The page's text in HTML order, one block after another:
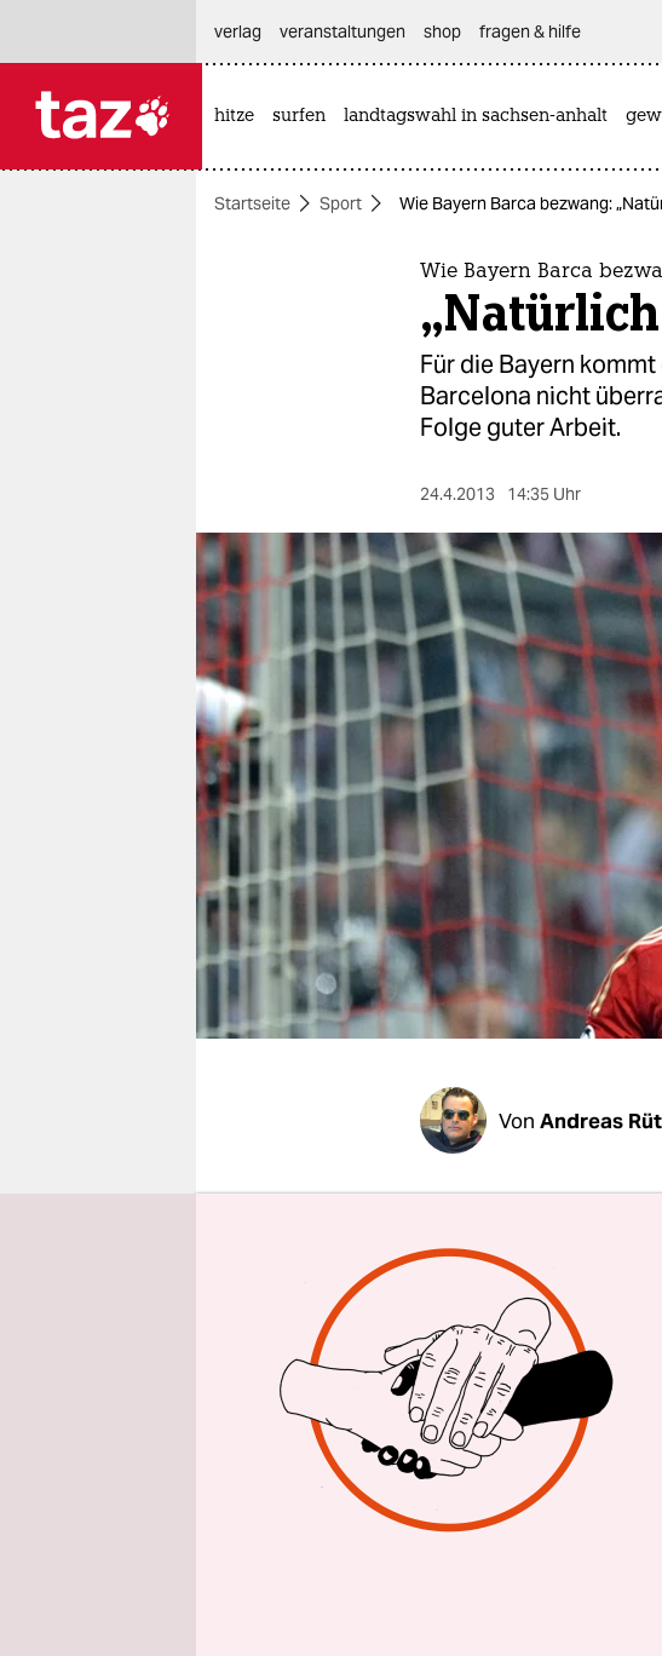
themen
berlin
nord
wahrheit
verlag
verlag
veranstaltungen
shop
fragen & hilfe
unterstützen
abo
genossenschaft
verlag
veranstaltungen shop fragen & hilfe
hitze surfen landtagswahl in sachsen-anhalt
Startseite Sport Wie Bayern Barca bezwang:
Wie Bayern Barca
Für die Bayern
Barcelona nicht
Folge guter Arbeit.
24.4.2013 14:35 Uhr
Von Andreas
|
Müller fand sich
Worte zu fassen,
dieses
Kraftausdrücken der
Halbfinalhinspiel
Sie verhielten sich
sie noch
am Plan arbeiten,
Und sie wirkten so,
weiterspielen